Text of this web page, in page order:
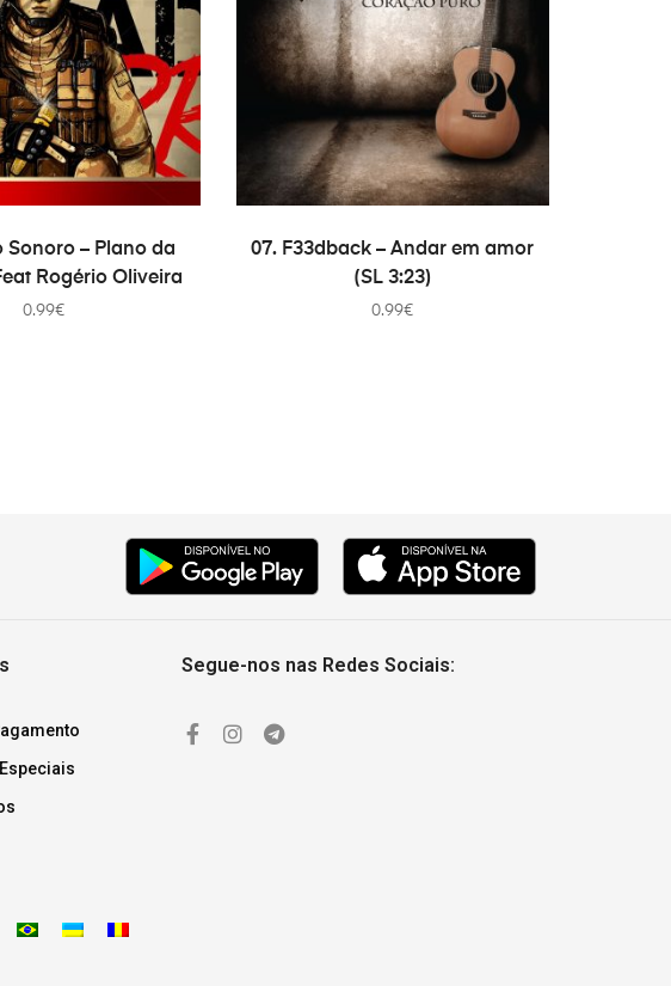
ADICIONAR
Sonoro – Plano da
Rogério Oliveira
0.99€
ADICIONAR
07. F33dback – Andar em amor
(SL 3:23)
0.99€
Segue-nos nas Redes Sociais: